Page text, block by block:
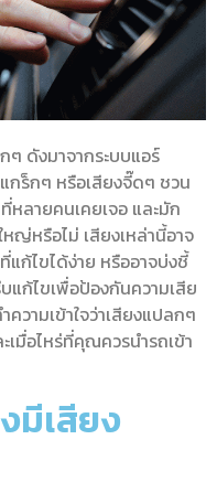
ดังมาจากระบบแอร์
กร็กๆ หรือเสียงจี๊ดๆ ชวน
ที่หลายคนเคยเจอ และมัก
ญ่หรือไม่ เสียงเหล่านี้อาจ
ก้ไขได้ง่าย หรืออาจบ่งชี้
แก้ไขเพื่อป้องกันความเสีย
วามเข้าใจว่าเสียงแปลกๆ
เมื่อไหร่ที่คุณควรนำรถเข้า
มีเสียง